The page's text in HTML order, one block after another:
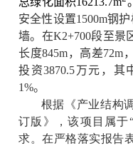
安全性设置1500m钢
墙。在K2+700段至景
长度845m，高差72m
投资3870.5万元，其
1%。
根据《产业结构
订版》，该项目属于
求。在严格落实报告